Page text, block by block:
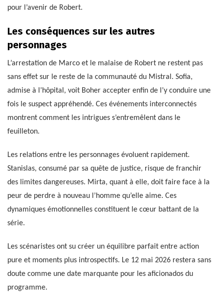
pour l’avenir de Robert.
Les conséquences sur les autres
personnages
L’arrestation de Marco et le malaise de Robert ne restent pas
sans effet sur le reste de la communauté du Mistral. Sofia,
admise à l’hôpital, voit Boher accepter enfin de l’y conduire une
fois le suspect appréhendé. Ces événements interconnectés
montrent comment les intrigues s’entremêlent dans le
feuilleton.
Les relations entre les personnages évoluent rapidement.
Stanislas, consumé par sa quête de justice, risque de franchir
des limites dangereuses. Mirta, quant à elle, doit faire face à la
peur de perdre à nouveau l’homme qu’elle aime. Ces
dynamiques émotionnelles constituent le cœur battant de la
série.
Les scénaristes ont su créer un équilibre parfait entre action
pure et moments plus introspectifs. Le 12 mai 2026 restera sans
doute comme une date marquante pour les aficionados du
programme.